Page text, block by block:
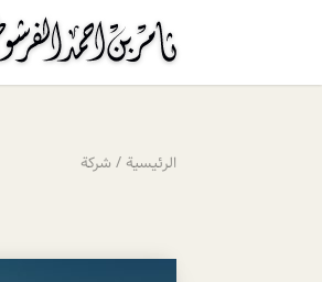
الرئيسية/ شركة